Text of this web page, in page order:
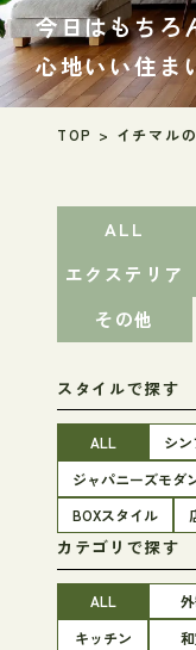
今日はもちろ
心地いい住ま
TOP > イチマル
ALL
エクステリア
その他
スタイルで探す
ALL シ
ジャパニーズモダ
BOXスタイル
カテゴリで探す
ALL
キッチン